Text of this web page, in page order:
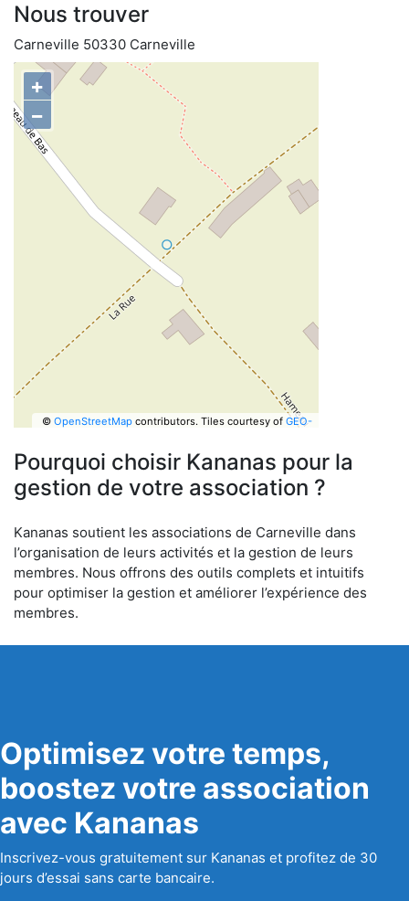
Nous trouver
Carneville 50330 Carneville
+
−
© OpenStreetMapcontributors. Tiles courtesy of GEO-
Pourquoi choisir Kananas pour la
gestion de votre association ?
Kananas soutient les associations de Carneville dans
l’organisation de leurs activités et la gestion de leurs
membres. Nous offrons des outils complets et intuitifs
pour optimiser la gestion et améliorer l’expérience des
membres.
Optimisez votre temps,
boostez votre association
avec Kananas
Inscrivez-vous gratuitement sur Kananas et profitez de 30
jours d’essai sans carte bancaire.